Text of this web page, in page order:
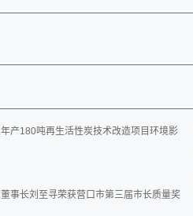
产180吨再生活性炭技术改造项目环境影
事长刘至寻荣获营口市第三届市长质量奖